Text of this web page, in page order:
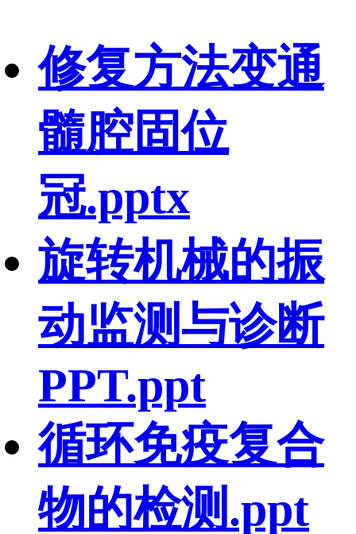
修复方法变通
髓腔固位
冠.pptx
旋转机械的振
动监测与诊断
PPT.ppt
循环免疫复合
物的检测.ppt